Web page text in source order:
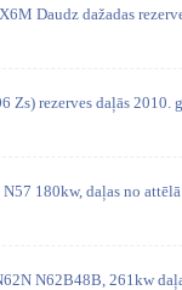
Daudz dažadas
rezerves daļās 2010.
180kw, daļas no attēlā
N62B48B, 261kw